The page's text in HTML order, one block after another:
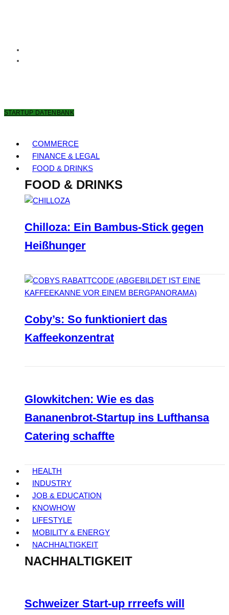
STARTUP DATENBANK
COMMERCE
FINANCE & LEGAL
FOOD & DRINKS
FOOD & DRINKS
Chilloza: Ein Bambus-Stick gegen
Heißhunger
Coby’s: So funktioniert das
Kaffeekonzentrat
Glowkitchen: Wie es das
Bananenbrot-Startup ins Lufthansa
Catering schaffte
HEALTH
INDUSTRY
JOB & EDUCATION
KNOWHOW
LIFESTYLE
MOBILITY & ENERGY
NACHHALTIGKEIT
NACHHALTIGKEIT
Schweizer Start-up rrreefs will